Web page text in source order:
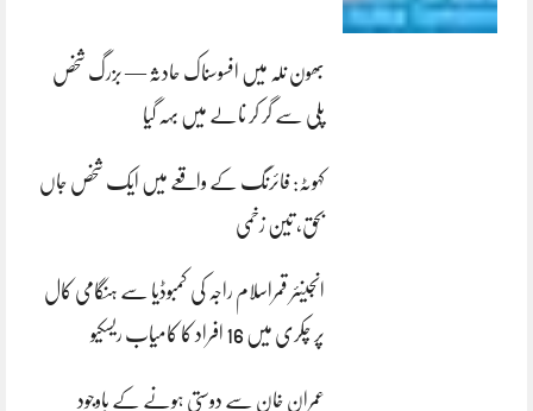
بھون نلہ میں افسوسناک حادثہ — بزرگ شخص
پلی سے گر کر نالے میں بہہ گیا
کہوٹہ: فائرنگ کے واقعے میں ایک شخص جاں
بحق، تین زخمی
انجینئر قمراسلام راجہ کی کمبوڈیا سے ہنگامی کال
پر چکری میں 16 افراد کا کامیاب ریسکیو
عمران خان سے دوستی ہونے کے باوجود